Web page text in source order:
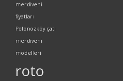
merdiveni
fiyatları
Polonozköy çatı
merdiveni
modelleri
roto